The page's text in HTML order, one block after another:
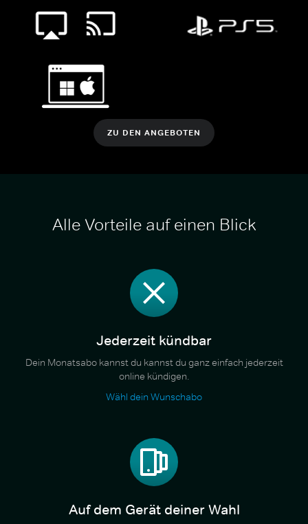
ZU DEN ANGEBOTEN
Alle Vorteile auf einen Blick
Jederzeit kündbar
Dein Monatsabo kannst du kannst du ganz einfach jederzeit
online kündigen.
Wähl dein Wunschabo
Auf dem Gerät deiner Wahl